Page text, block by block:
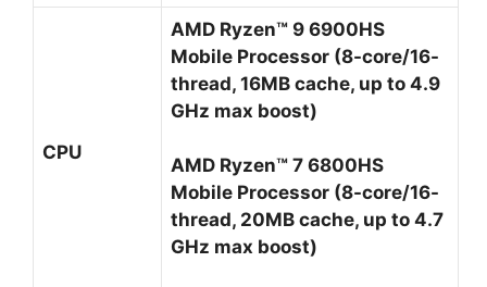
thread, 20MB cache, up to 4.7
GHz max boost)
Operating
Windows 11 Home
1x16GB DDR5 4800MHz